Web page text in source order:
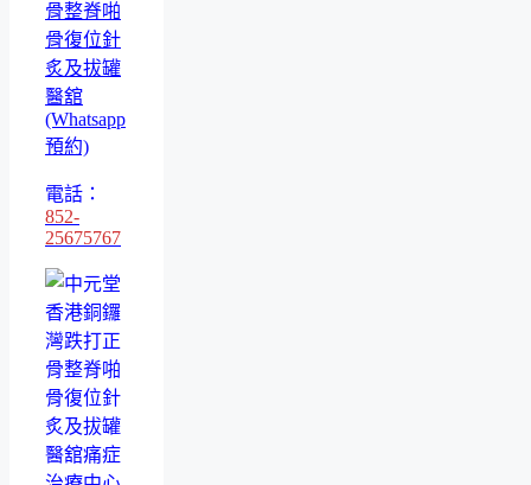
骨整脊啪
骨復位針
炙及拔罐
醫舘
(Whatsapp
預約)
電話：
852-
25675767